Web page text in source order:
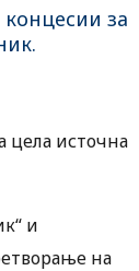
за
цела источна
и
на